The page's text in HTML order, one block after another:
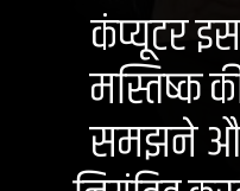
कंप्यूटर
मस्तिष्क
समझने